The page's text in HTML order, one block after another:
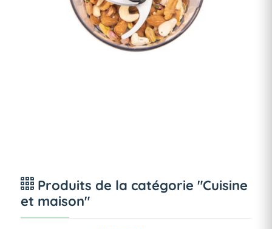
Produits de la catégorie "Cuisine
et maison"